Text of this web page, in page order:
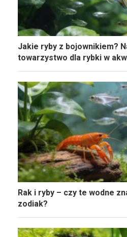
Jakie ryby z bojownikiem?
towarzystwo dla rybki w
Rak i ryby – czy te wodne
zodiak?